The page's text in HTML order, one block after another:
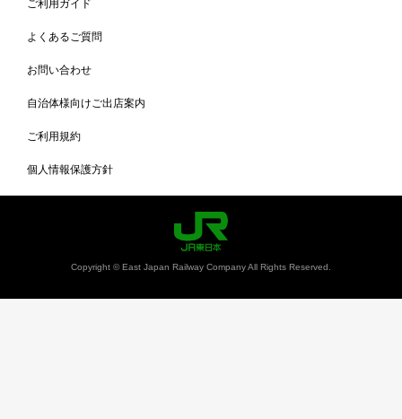
ご利用ガイド
よくあるご質問
お問い合わせ
自治体様向けご出店案内
ご利用規約
個人情報保護方針
Copyright © East Japan Railway Company All Rights Reserved.